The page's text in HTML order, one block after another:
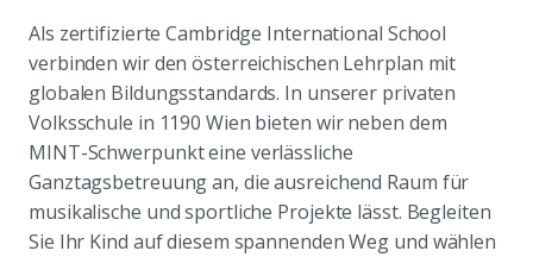
Als zertifizierte Cambridge International School
verbinden wir den österreichischen Lehrplan mit
globalen Bildungsstandards. In unserer privaten
Volksschule in 1190 Wien bieten wir neben dem
MINT-Schwerpunkt eine verlässliche
Ganztagsbetreuung an, die ausreichend Raum für
musikalische und sportliche Projekte lässt. Begleiten
Sie Ihr Kind auf diesem spannenden Weg und wählen